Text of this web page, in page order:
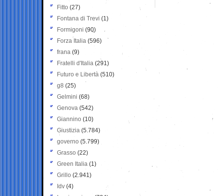
Fitto (27)
Fontana di Trevi (1)
Formigoni (90)
Forza Italia (596)
frana (9)
Fratelli d'Italia (291)
Futuro e Libertà (510)
g8 (25)
Gelmini (68)
Genova (542)
Giannino (10)
Giustizia (5.784)
governo (5.799)
Grasso (22)
Green Italia (1)
Grillo (2.941)
Idv (4)